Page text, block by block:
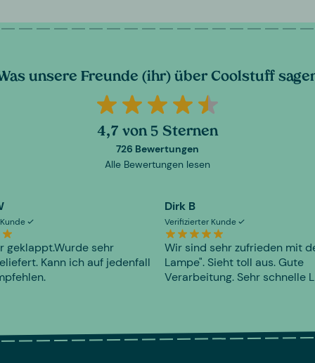
unsere Freunde (ihr) über Coolstuff
4,7 von 5 Sternen
726 Bewertungen
Alle Bewertungen lesen
geklappt.Wurde sehr
Kann ich auf jedenfall
Dirk B
Verifizierter Kunde
Wir sind sehr zufrieden mit
Lampe". Sieht toll aus. Gute
Verarbeitung. Sehr schnelle